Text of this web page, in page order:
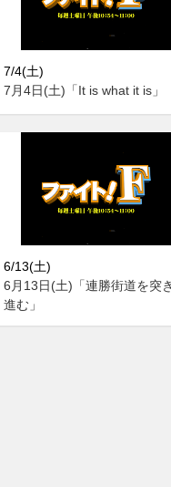
7/4(土)
7月4日(土)「It is what it is」
6/13(土)
6月13日(土)「連勝街道を突
進む」